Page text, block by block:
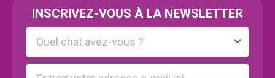
INSCRIVEZ-VOUS À LA NEWSLETTER
Kattenras
E-mail